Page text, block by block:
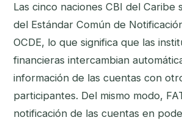
Las cinco naciones CBI del Caribe
del Estándar Común de
OCDE, lo que significa que las
financieras intercambian
información de las cuentas con
participantes. Del mismo modo,
notificación de las cuentas en